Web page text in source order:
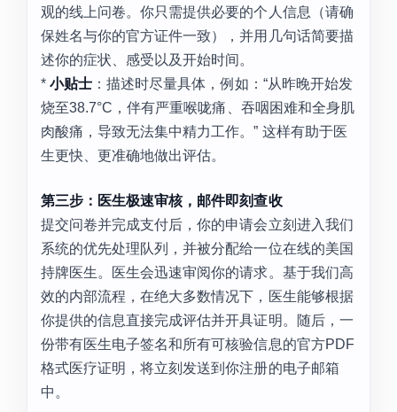
观的线上问卷。你只需提供必要的个人信息（请确
保姓名与你的官方证件一致），并用几句话简要描
述你的症状、感受以及开始时间。
*小贴士 ：描述时尽量具体，例如：“从昨晚开始发
烧至38.7°C，伴有严重喉咙痛、吞咽困难和全身肌
肉酸痛，导致无法集中精力工作。” 这样有助于医
生更快、更准确地做出评估。
第三步：医生极速审核，邮件即刻查收
提交问卷并完成支付后，你的申请会立刻进入我们
系统的优先处理队列，并被分配给一位在线的美国
持牌医生。医生会迅速审阅你的请求。基于我们高
效的内部流程，在绝大多数情况下，医生能够根据
你提供的信息直接完成评估并开具证明。随后，一
份带有医生电子签名和所有可核验信息的官方PDF
格式医疗证明，将立刻发送到你注册的电子邮箱
中。